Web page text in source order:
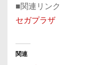
■関連リンク
セガプラザ
関連